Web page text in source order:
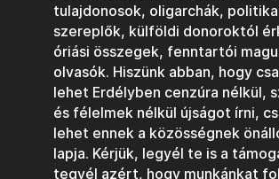
tulajdonosok, oligarchák,
szereplők, külföldi donoroktól
óriási összegek, fenntartói
olvasók. Hiszünk abban, hogy
lehet Erdélyben cenzúra nélkül,
és félelmek nélkül újságot írni,
lehet ennek a közösségnek
lapja. Kérjük, legyél te is a
tegyél azért, hogy munkánkat